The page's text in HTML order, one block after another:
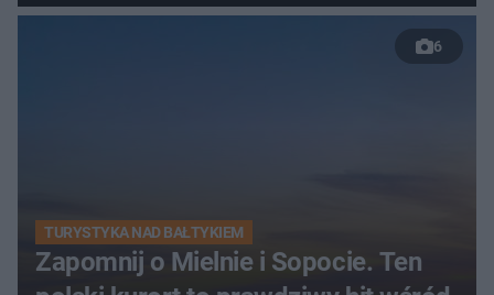
nastolatków
6
TURYSTYKA NAD BAŁTYKIEM
Zapomnij o Mielnie i Sopocie. Ten